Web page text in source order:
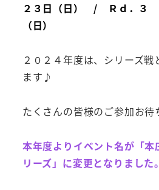
２３日（日） / Ｒｄ．３
（日）
２０２４年度は、シリーズ
ます♪
たくさんの皆様のご参加お
本年度よりイベント名が「
リーズ」に変更となりました。